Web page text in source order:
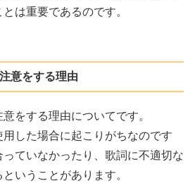
は重要であるのです。
意をする理由
をする理由についてです。
した場合に起こりがちなのです
ていなかったり、歌詞に不適切な
いうことがあります。